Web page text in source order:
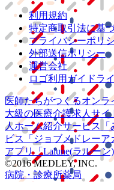
利用規約
特定商取引法に基
プライバシーポリ
外部送信ポリシー
運営会社
ロゴ利用ガイドラ
医師たちがつくるオンラ
大級の医療介護求人サイ
人ホーム紹介サービス
ビス
「ジョブメドレーア
アプリ「Lalune(ラルーン)
©2016 MEDLEY, INC.
病院・診療所薬局